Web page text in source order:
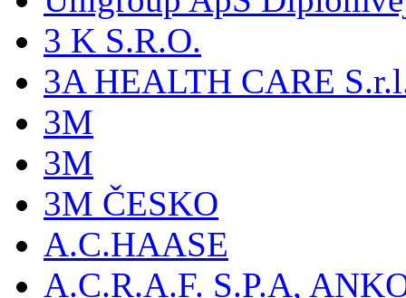
3 K S.R.O.
3A HEALTH CARE
3M
3M
3M ČESKO
A.C.HAASE
A.C.R.A.F. S.P.A,